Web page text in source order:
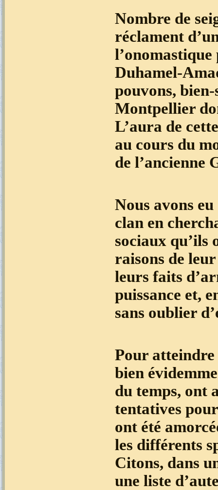
Nombre de
réclament
Duhamel-
pouvons,
Montpellier
L’aura de
au cours du
de l’ancienne
Nous avons
clan en
sociaux qu’ils
raisons de
leurs faits
puissance et,
sans oublier
Pour atteindre
bien
du temps, ont
tentatives
ont été
les différents
Citons, dans
une liste